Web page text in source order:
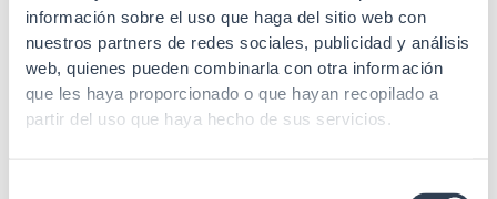
información sobre el uso que haga del sitio web con
nuestros partners de redes sociales, publicidad y análisis
web, quienes pueden combinarla con otra información
que les haya proporcionado o que hayan recopilado a
partir del uso que haya hecho de sus servicios.
Conexión 110
Sección AWG 22-26
Recubrimiento 50µ oro